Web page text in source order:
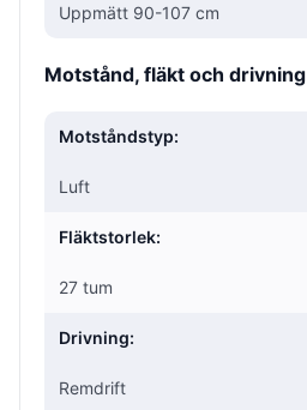
Uppmätt 90-107 cm
Motstånd, fläkt och drivning
Motståndstyp:
Luft
Fläktstorlek:
27 tum
Drivning:
Remdrift